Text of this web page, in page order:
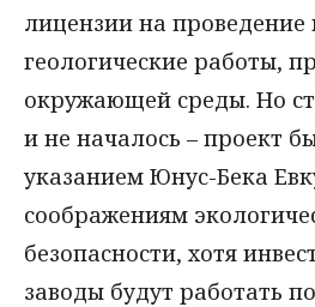
лицензии на проведение
геологические работы,
окружающей среды. Но
и не началось – проект
указанием Юнус-Бека
соображениям
безопасности, хотя
заводы будут работать